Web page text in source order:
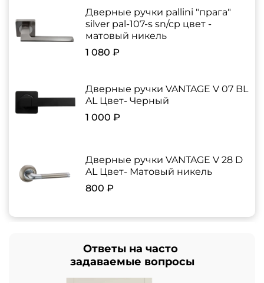
Дверные ручки pallini "прага"
silver pal-107-s sn/cp цвет -
матовый никель
1 080 ₽
Дверные ручки VANTAGE V 07 BL
AL Цвет- Черный
1 000 ₽
Дверные ручки VANTAGE V 28 D
AL Цвет- Матовый никель
800 ₽
Ответы на часто
задаваемые вопросы